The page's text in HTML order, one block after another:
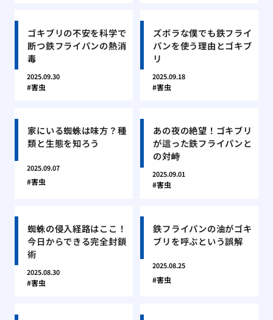
ゴキブリの不安を科学で
断つ鉄フライパンの熱消
毒
2025.09.30
害虫
ズボラな僕でも鉄フライ
パンを使う理由とゴキブ
リ
2025.09.18
害虫
家にいる蜘蛛は味方？種
類と生態を知ろう
2025.09.07
害虫
あの夜の絶望！ゴキブリ
が這った鉄フライパンと
の対峙
2025.09.01
害虫
蜘蛛の侵入経路はここ！
今日からできる完全封鎖
術
2025.08.30
害虫
鉄フライパンの油がゴキ
ブリを呼ぶという誤解
2025.08.25
害虫